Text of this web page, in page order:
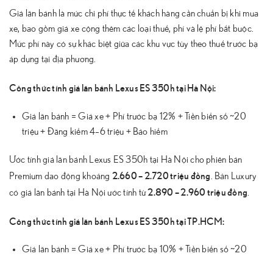
Giá lăn bánh là mức chi phí thực tế khách hàng cần chuẩn bị khi mua
xe, bao gồm giá xe cộng thêm các loại thuế, phí và lệ phí bắt buộc.
Mức phí này có sự khác biệt giữa các khu vực tùy theo thuế trước bạ
áp dụng tại địa phương.
Công thức tính giá lăn bánh Lexus ES 350h tại Hà Nội:
Giá lăn bánh = Giá xe + Phí trước bạ 12% + Tiền biển số ~20
triệu + Đăng kiểm 4–6 triệu + Bảo hiểm
Ước tính giá lăn bánh Lexus ES 350h tại Hà Nội cho phiên bản
Premium dao động khoảng 2.660 – 2.720 triệu đồng . Bản Luxury
có giá lăn bánh tại Hà Nội ước tính từ2.890 – 2.960 triệu đồng
Công thức tính giá lăn bánh Lexus ES 350h tại TP.HCM:
Giá lăn bánh = Giá xe + Phí trước bạ 10% + Tiền biển số ~20